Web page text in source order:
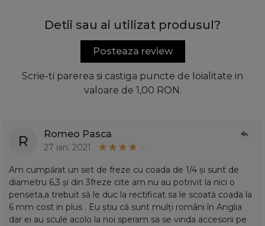
Detii sau ai utilizat produsul?
Posteaza review
Scrie-ti parerea si castiga puncte de loialitate in
valoare de 1,00 RON.
R Romeo Pasca
27 ian. 2021
Am cumpărat un set de freze cu coada de 1/4 și sunt de
diametru 6,3 și din 3freze cite am nu au potrivit la nici o
penseta,a trebuit să le duc la rectificat sa le scoată coada la
6 mm cost in plus . Eu știu că sunt mulți români în Anglia
dar ei au scule acolo la noi speram sa se vinda accesorii pe